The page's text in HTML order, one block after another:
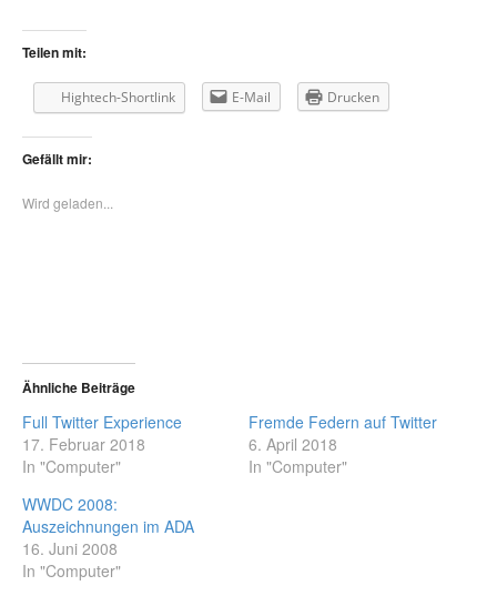
Teilen mit:
Hightech-Shortlink E-Mail Drucken
Gefällt mir:
Wird geladen...
Ähnliche Beiträge
Full Twitter Experience
17. Februar 2018
In "Computer"
Fremde Federn auf Twitter
6. April 2018
In "Computer"
WWDC 2008:
Auszeichnungen im ADA
16. Juni 2008
In "Computer"